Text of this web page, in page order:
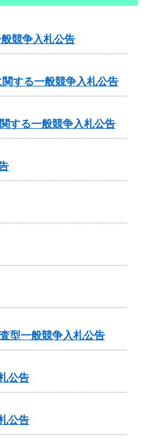
競争入札公告
する一般競争入札公告
する一般競争入札公告
型一般競争入札公告
公告
公告